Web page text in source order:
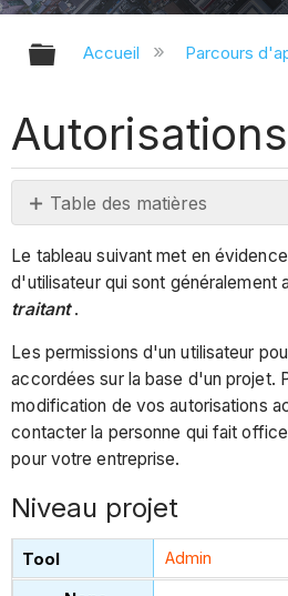
Développer/
Accueil Parcours
Autorisations
Table des matières
projet
Niveau
de
l'entreprise
Le tableau suivant met en
d'utilisateur qui sont généralement
traitant.
Les permissions d'un utilisateur
accordées sur la base d'un projet.
modification de vos autorisations
contacter la personne qui fait
pour votre entreprise.
Niveau projet
Admin